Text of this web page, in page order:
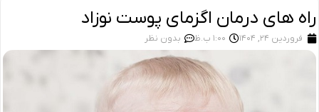
راه های درمان اگزمای پوست نوزاد
فروردین 24, 1404 1:00 ب.ظ بدون نظر